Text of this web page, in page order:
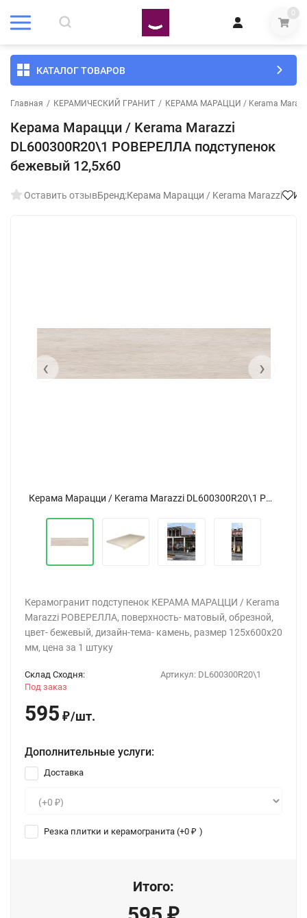
0
КАТАЛОГ ТОВАРОВ
Главная / КЕРАМИЧЕСКИЙ ГРАНИТ / КЕРАМА МАРАЦЦИ / Kerama
Керама Марацци / Kerama Marazzi
DL600300R20\1 РОВЕРЕЛЛА подступенок
бежевый 12,5x60
Оставить отзывБренд:Керама Марацци / Kerama Marazzi
Керама Марацци / Kerama Marazzi DL600300R20\1 РОВЕРЕЛЛА подступенок бежевый 12,5x60
‹ ›
Керамогранит подступенок КЕРАМА МАРАЦЦИ / Kerama
Marazzi РОВЕРЕЛЛА, поверхность- матовый, обрезной,
цвет- бежевый, дизайн-тема- камень, размер 125x600x20
мм, цена за 1 штуку
Артикул: DL600300R20\1
Склад Сходня:
Под заказ
595 ₽/шт.
Дополнительные услуги:
Доставка
Резка плитки и керамогранита (+0 ₽ )
Итого: